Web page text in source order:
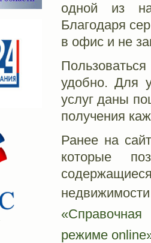
одной из
Благодаря
в офис и не
удобно. Для
услуг даны
получения
Ранее на
которые
режиме